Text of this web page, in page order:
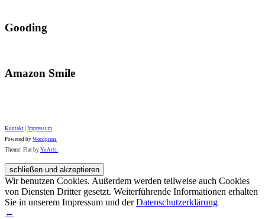
Gooding
Amazon Smile
Kontakt Impressum
Powered by Wordpress
Theme: Flat by YoArts.
Wir benutzen Cookies. Außerdem werden teilweise auch Cookies
von Diensten Dritter gesetzt. Weiterführende Informationen erhalten
Sie in unserem Impressum und derDatenschutzerklärung
←